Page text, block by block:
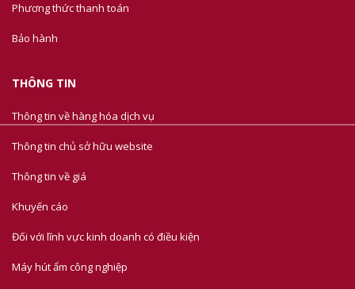
Phương thức thanh toán
Bảo hành
THÔNG TIN
Thông tin về hàng hóa dịch vụ
Thông tin chủ sở hữu website
Thông tin về giá
Khuyến cáo
Đối với lĩnh vực kinh doanh có điều kiện
Máy hút ẩm công nghiệp